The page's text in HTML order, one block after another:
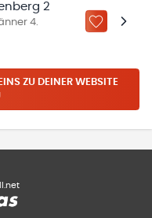
2
4.
ZU „MEINE
ZU DEINER WEBSITE